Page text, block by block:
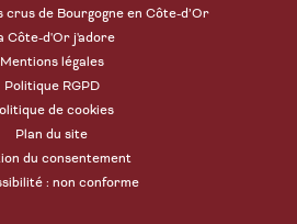
crus de Bourgogne en Côte-d’Or
Côte-d'Or j'adore
Mentions légales
Politique RGPD
de cookies
Plan du site
du consentement
: non conforme